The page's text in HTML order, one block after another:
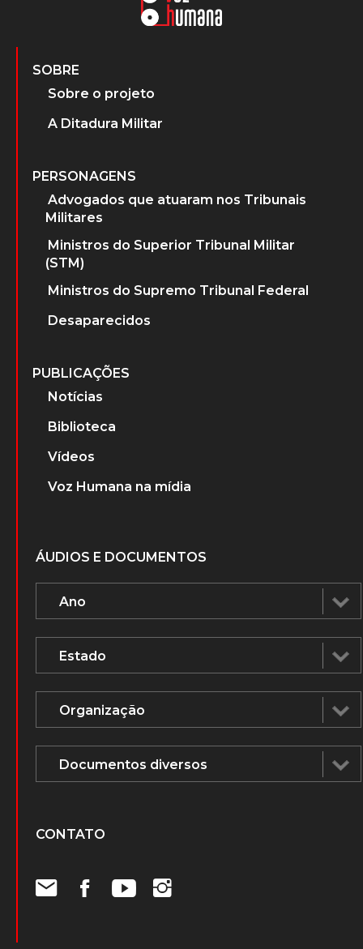
SOBRE
Sobre o projeto
A Ditadura Militar
PERSONAGENS
Advogados que atuaram nos Tribunais
Militares
Ministros do Superior Tribunal Militar
(STM)
Ministros do Supremo Tribunal Federal
Desaparecidos
PUBLICAÇÕES
Notícias
Biblioteca
Vídeos
Voz Humana na mídia
ÁUDIOS E DOCUMENTOS
CONTATO